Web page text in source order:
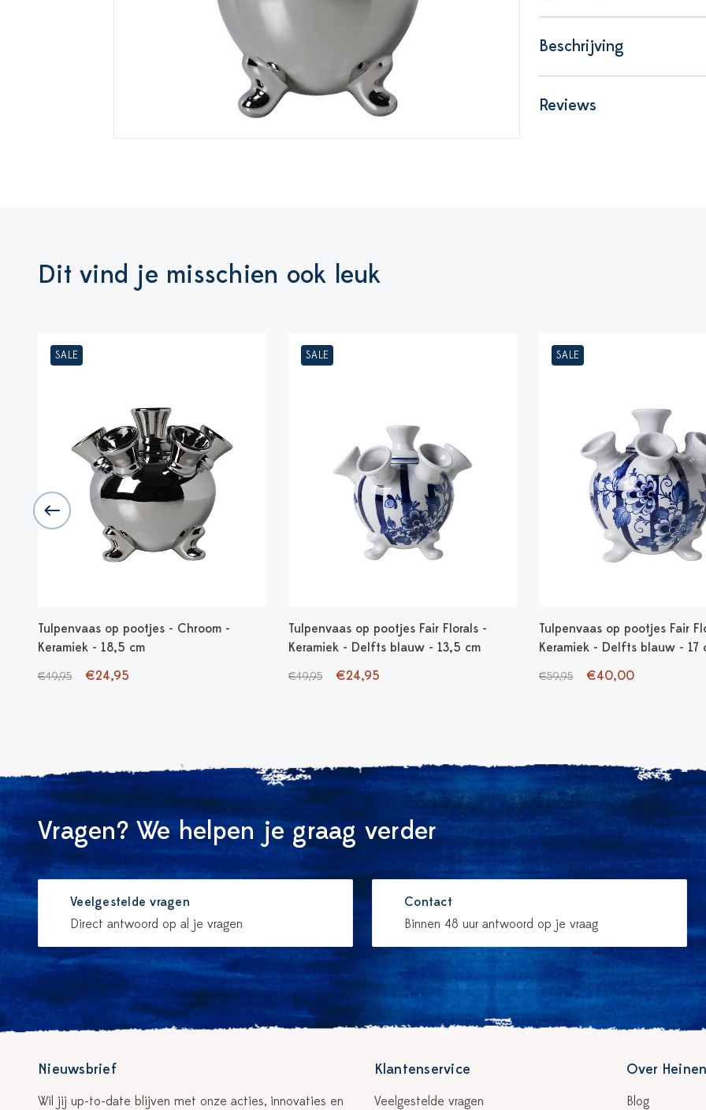
Beschrijving
Reviews
Dit vind je misschien ook leuk
SALE
Tulpenvaas op pootjes - Chroom -
Keramiek - 18,5 cm
€49,95 €24,95
SALE
Tulpenvaas op pootjes Fair Florals -
Keramiek - Delfts blauw - 13,5 cm
€49,95 €24,95
SALE
Tulpenvaas op pootjes Fair
Keramiek - Delfts blauw - 17
€59,95 €40,00
Vragen? We helpen je graag verder
Veelgestelde vragen
Direct antwoord op al je vragen
Contact
Binnen 48 uur antwoord op je vraag
Nieuwsbrief
Wil jij up-to-date blijven met onze acties, innovaties en
Klantenservice
Veelgestelde vragen
Over
Blog